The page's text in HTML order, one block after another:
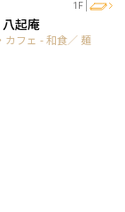
1F
起庵
カフェ - 和食／ 麺